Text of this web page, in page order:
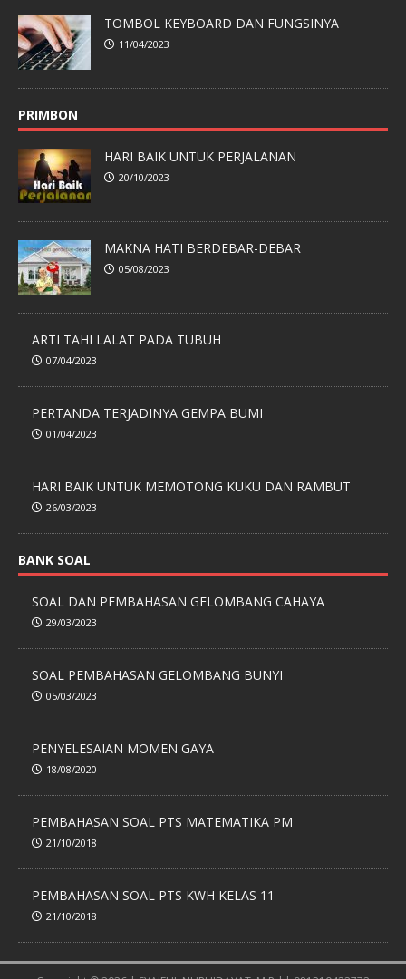
TOMBOL KEYBOARD DAN FUNGSINYA
11/04/2023
PRIMBON
HARI BAIK UNTUK PERJALANAN
20/10/2023
MAKNA HATI BERDEBAR-DEBAR
05/08/2023
ARTI TAHI LALAT PADA TUBUH
07/04/2023
PERTANDA TERJADINYA GEMPA BUMI
01/04/2023
HARI BAIK UNTUK MEMOTONG KUKU DAN RAMBUT
26/03/2023
BANK SOAL
SOAL DAN PEMBAHASAN GELOMBANG CAHAYA
29/03/2023
SOAL PEMBAHASAN GELOMBANG BUNYI
05/03/2023
PENYELESAIAN MOMEN GAYA
18/08/2020
PEMBAHASAN SOAL PTS MATEMATIKA PM
21/10/2018
PEMBAHASAN SOAL PTS KWH KELAS 11
21/10/2018